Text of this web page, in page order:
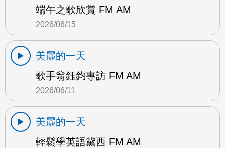
端午之歌欣賞 FM AM
2026/06/15
美麗的一天
歌手翁鈺鈞專訪 FM AM
2026/06/11
美麗的一天
輕鬆學英語黛西 FM AM